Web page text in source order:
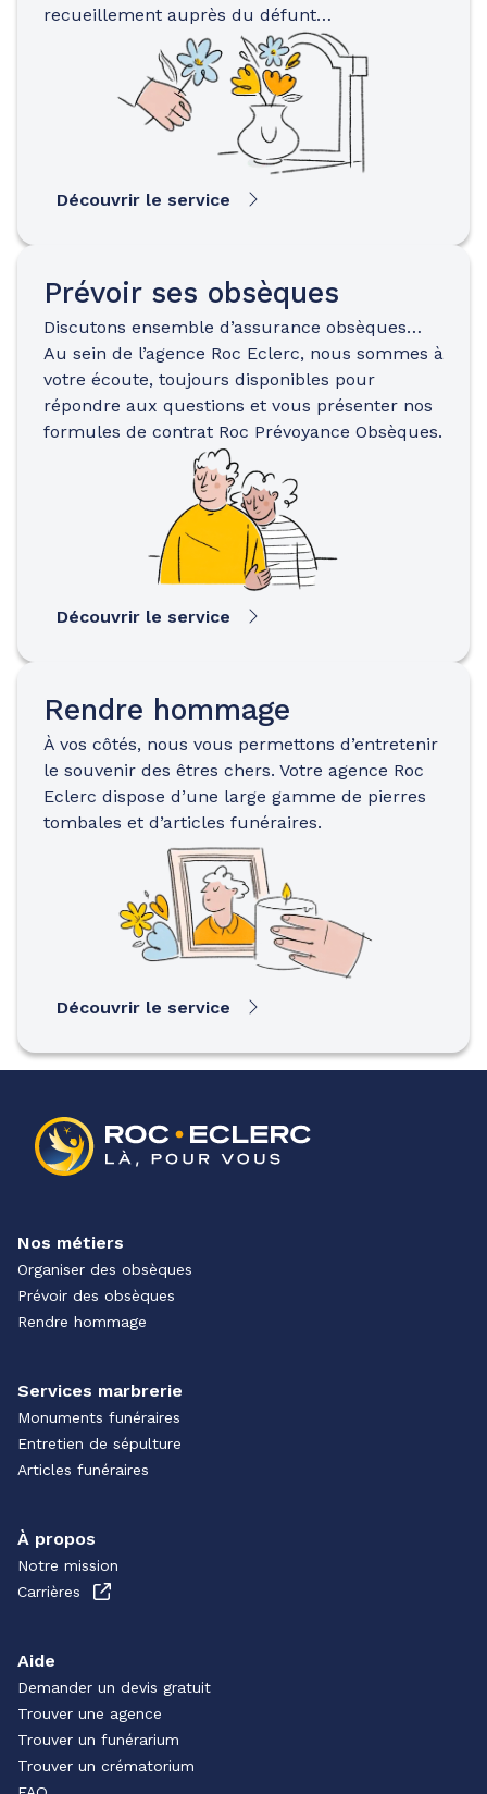
recueillement auprès du défunt…
Découvrir le service
Prévoir ses obsèques
Discutons ensemble d’assurance obsèques…
Au sein de l’agence Roc Eclerc, nous sommes à
votre écoute, toujours disponibles pour
répondre aux questions et vous présenter nos
formules de contrat Roc Prévoyance Obsèques.
Découvrir le service
Rendre hommage
À vos côtés, nous vous permettons d’entretenir
le souvenir des êtres chers. Votre agence Roc
Eclerc dispose d’une large gamme de pierres
tombales et d’articles funéraires.
Découvrir le service
Nos métiers
Organiser des obsèques
Prévoir des obsèques
Rendre hommage
Services marbrerie
Monuments funéraires
Entretien de sépulture
Articles funéraires
À propos
Notre mission
Carrières
Aide
Demander un devis gratuit
Trouver une agence
Trouver un funérarium
Trouver un crématorium